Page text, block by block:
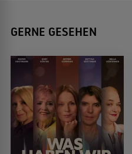
GERNE GESEHEN